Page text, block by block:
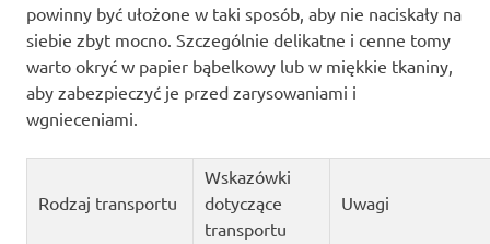
powinny być ułożone w taki sposób, aby nie naciskały na
siebie zbyt mocno. Szczególnie delikatne i cenne tomy
warto okryć w papier bąbelkowy lub w miękkie tkaniny,
aby zabezpieczyć je przed zarysowaniami i
wgnieceniami.
Rodzaj transportu
Wskazówki
dotyczące
transportu
Uwagi